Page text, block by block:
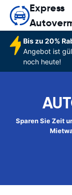
Express
Bis zu 20%
Angebot ist
noch heute!
Sparen Sie Zeit